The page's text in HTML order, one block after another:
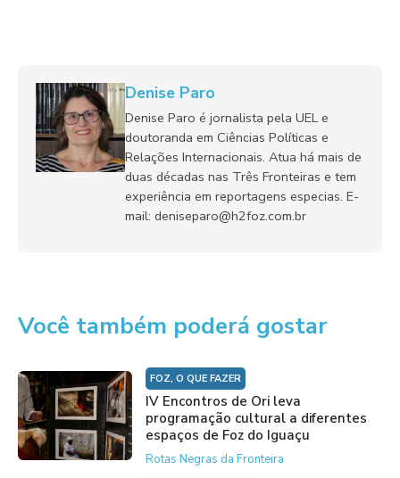
Denise Paro
Denise Paro é jornalista pela UEL e
doutoranda em Ciências Políticas e
Relações Internacionais. Atua há mais de
duas décadas nas Três Fronteiras e tem
experiência em reportagens especias. E-
mail: deniseparo@h2foz.com.br
Você também poderá gostar
FOZ, O QUE FAZER
IV Encontros de Ori leva
programação cultural a diferentes
espaços de Foz do Iguaçu
Rotas Negras da Fronteira